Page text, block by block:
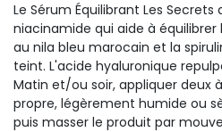
Le Sérum Équilibrant Les Secrets
niacinamide qui aide à
au nila bleu marocain et la
teint. L'acide hyaluronique
Matin et/ou soir, appliquer deux
propre, légèrement humide ou
puis masser le produit par